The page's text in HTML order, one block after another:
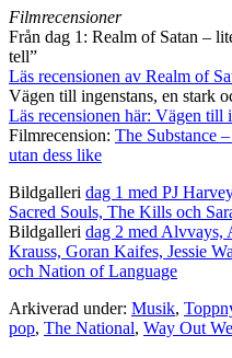
Filmrecensioner
Från dag 1: Realm of Satan –
tell”
Läs recensionen av Realm of
Vägen till ingenstans, en stark
Läs recensionen här: Vägen till
Filmrecension: The Substance
utan dess like
Bildgalleri dag 1 med PJ
Sacred Souls, The Kills och
Bildgalleri dag 2 med
Krauss, Goran Kaifes, Jessie
och Nation of Language
Arkiverad under: Musik,
pop, The National, Way Out